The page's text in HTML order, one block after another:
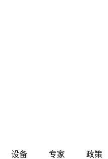
设备 专家 政策